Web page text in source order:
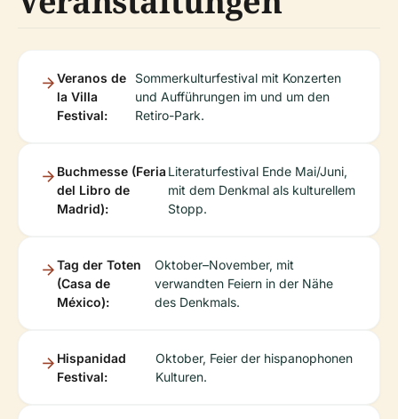
Veranos de
la Villa
Festival:
Sommerkulturfestival mit Konzerten
und Aufführungen im und um den
Retiro-Park.
Buchmesse (Feria
del Libro de
Madrid):
Literaturfestival Ende Mai/Juni,
mit dem Denkmal als kulturellem
Stopp.
Tag der Toten
(Casa de
México):
Oktober–November, mit
verwandten Feiern in der Nähe
des Denkmals.
Hispanidad
Festival:
Oktober, Feier der hispanophonen
Kulturen.